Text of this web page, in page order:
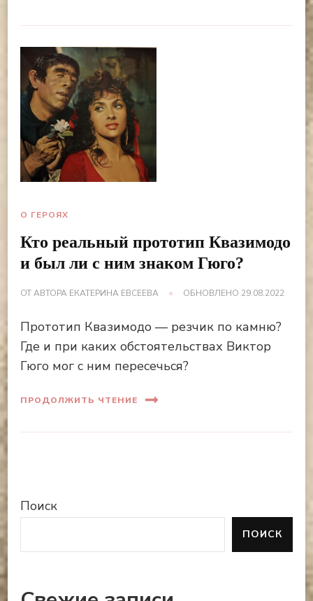
О ГЕРОЯХ
Кто реальный прототип Квазимодо
и был ли с ним знаком Гюго?
ОТ АВТОРА ЕКАТЕРИНА ЕВСЕЕВА ОБНОВЛЕНО 29.08.2022
Прототип Квазимодо — резчик по камню?
Где и при каких обстоятельствах Виктор
Гюго мог с ним пересечься?
ПРОДОЛЖИТЬ ЧТЕНИЕ
Поиск
ПОИСК